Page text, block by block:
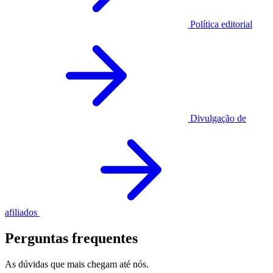
Política editorial
Divulgação de
afiliados
Perguntas frequentes
As dúvidas que mais chegam até nós.